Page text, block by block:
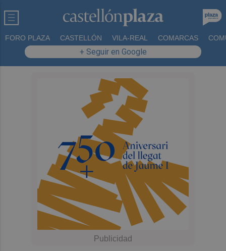
FORO PLAZA CASTELLÓN VILA-REAL COMARCAS
+ Seguir en Google